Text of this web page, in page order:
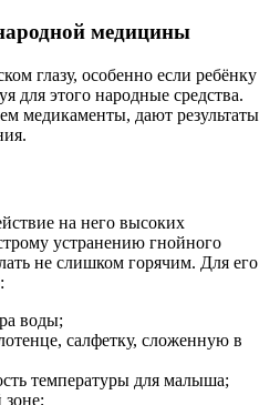
медицины
глазу, особенно если ребёнку
для этого народные средства.
медикаменты, дают результаты
на него высоких
устранению гнойного
не слишком горячим. Для его
воды;
салфетку, сложенную в
температуры для малыша;